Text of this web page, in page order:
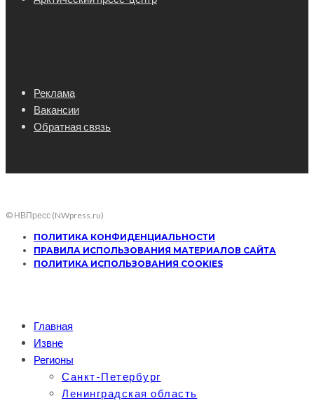
Реклама
Вакансии
Обратная связь
© НВПресс (NWpress.ru)
ПОЛИТИКА КОНФИДЕНЦИАЛЬНОСТИ
ПРАВИЛА ИСПОЛЬЗОВАНИЯ МАТЕРИАЛОВ САЙТА
ПОЛИТИКА ИСПОЛЬЗОВАНИЯ COOKIES
Главная
Извне
Регионы
Санкт-Петербург
Ленинградская область